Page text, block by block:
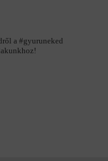
a #gyuruneked